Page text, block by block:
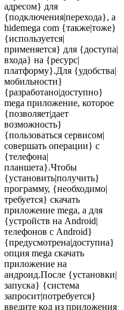
адресом} для
{подключения|перехода}, а
hidemega com {также|тоже}
{используется|
применяется} для {доступа|
входа} на {ресурс|
платформу}.Для {удобства|
мобильности}
{разработано|доступно}
mega приложение, которое
{позволяет|дает
возможность}
{пользоваться сервисом|
совершать операции} с
{телефона|
планшета}.Чтобы
{установить|получить}
программу, {необходимо|
требуется} скачать
приложение mega, а для
{устройств на Android|
телефонов с Android}
{предусмотрена|доступна}
опция mega скачать
приложение на
андроид.После {установки|
запуска} {система
запросит|потребуется}
введите код из приложения